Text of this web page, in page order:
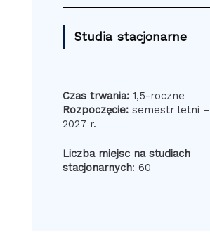
Studia stacjonarne
Czas trwania:1,5-roczne
Rozpoczęcie:semestr letni –
2027 r.
Liczba miejsc na studiach
stacjonarnych: 60